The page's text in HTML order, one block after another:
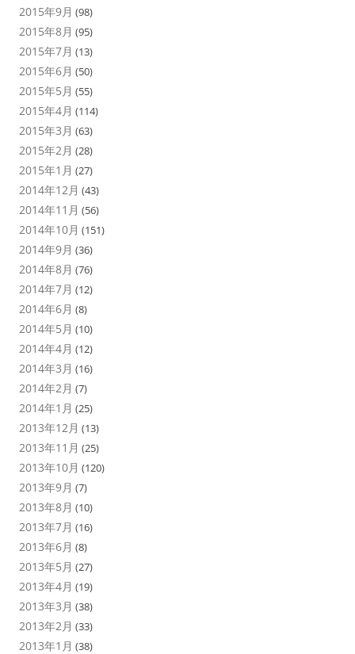
2015年9月 (98)
2015年8月 (95)
2015年7月 (13)
2015年6月 (50)
2015年5月 (55)
2015年4月 (114)
2015年3月 (63)
2015年2月 (28)
2015年1月 (27)
2014年12月 (43)
2014年11月 (56)
2014年10月 (151)
2014年9月 (36)
2014年8月 (76)
2014年7月 (12)
2014年6月 (8)
2014年5月 (10)
2014年4月 (12)
2014年3月 (16)
2014年2月 (7)
2014年1月 (25)
2013年12月 (13)
2013年11月 (25)
2013年10月 (120)
2013年9月 (7)
2013年8月 (10)
2013年7月 (16)
2013年6月 (8)
2013年5月 (27)
2013年4月 (19)
2013年3月 (38)
2013年2月 (33)
2013年1月 (38)